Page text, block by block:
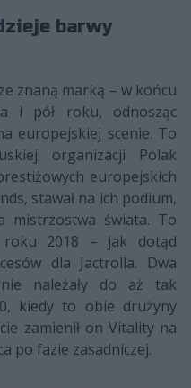
barwy
znaną marką – w końcu
i pół roku, odnosząc
europejskiej scenie. To
organizacji Polak
europejskich
stawał na ich podium,
mistrzostwa świata. To
roku 2018 – jak dotąd
dla Jactrolla. Dwa
należały do aż tak
kiedy to obie drużyny
zamienił on Vitality na
po fazie zasadniczej.